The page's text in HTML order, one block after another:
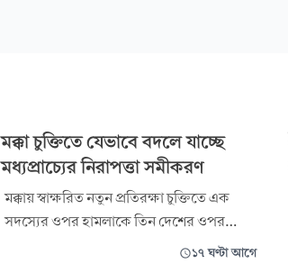
মক্কা চুক্তিতে যেভাবে বদলে যাচ্ছে
মধ্যপ্রাচ্যের নিরাপত্তা সমীকরণ
মক্কায় স্বাক্ষরিত নতুন প্রতিরক্ষা চুক্তিতে এক
সদস্যের ওপর হামলাকে তিন দেশের ওপর
হামলা হিসেবে বিবেচনার ঘোষণা—ইরান,১৭ ঘণ্টা আগে